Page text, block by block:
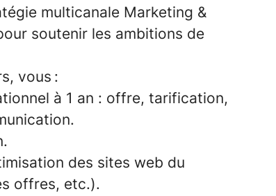
multicanale Marketing &
soutenir les ambitions de
vous :
à 1 an : offre, tarification,
des sites web du
offres, etc.).